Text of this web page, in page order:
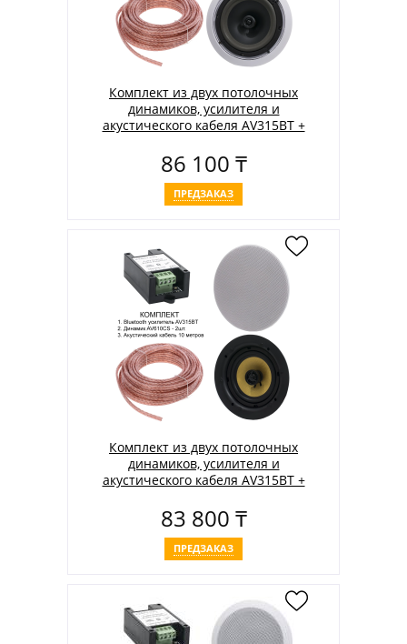
Комплект из двух потолочных
динамиков, усилителя и
акустического кабеля AV315BT +
86 100 ₸
ПРЕДЗАКАЗ
Комплект из двух потолочных
динамиков, усилителя и
акустического кабеля AV315BT +
83 800 ₸
ПРЕДЗАКАЗ